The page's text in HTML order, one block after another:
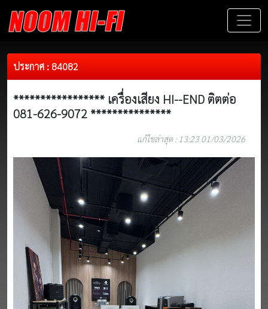
ประกาศ : 84082
***************** เครื่องเสียง HI--END ติตต่อ
081-626-9072 ***************
แก้ไขล่าสุด : 13:23 01/03/2026